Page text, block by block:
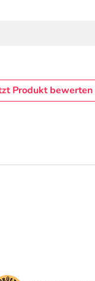
Produkt bewerten